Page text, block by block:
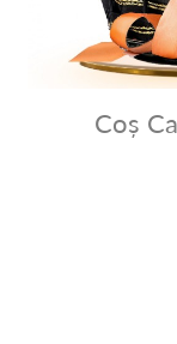
Coș